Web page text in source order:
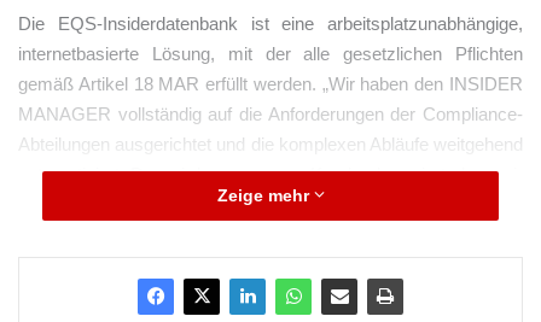
Die EQS-Insiderdatenbank ist eine arbeitsplatzunabhängige,
internetbasierte Lösung, mit der alle gesetzlichen Pflichten
gemäß Artikel 18 MAR erfüllt werden. „Wir haben den INSIDER
MANAGER vollständig auf die Anforderungen der Compliance-
Abteilungen ausgerichtet und die komplexen Abläufe weitgehend
automatisiert. Das wird von unseren Kunden honoriert, denn wir
erleichtern ihnen damit die tägliche Arbeit“, freut sich Stephan
die große Nachfrage nach der Datenbank, die optimal in das
EQS COCKPIT eingebunden ist.
Zeige mehr